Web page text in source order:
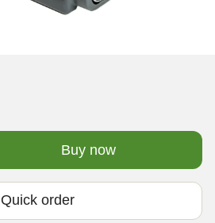
Buy now
Quick order